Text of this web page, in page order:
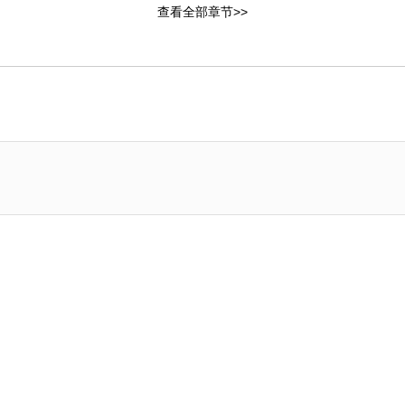
查看全部章节>>